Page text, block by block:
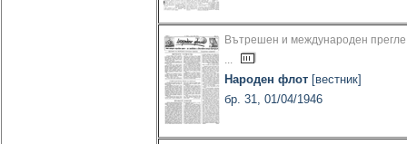
Вътрешен и международен прегле
...
Народен флот [вестник]
бр. 31, 01/04/1946